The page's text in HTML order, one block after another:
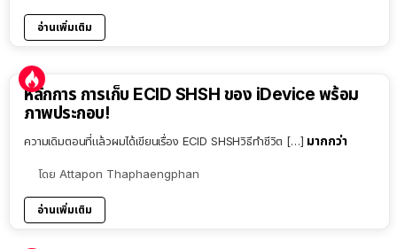
อ่านเพิ่มเติม
หลักการ การเก็บ ECID SHSH ของ iDevice พร้อม
ภาพประกอบ!
ความเดิมตอนที่แล้วผมได้เขียนเรื่อง ECID SHSHวิธีทำชีวิต […] มากกว่า
โดย Attapon Thaphaengphan
อ่านเพิ่มเติม